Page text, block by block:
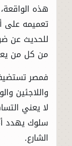
هذه
تعميمه على
للحديث عن
من كل من
فمصر
واللاجئين
لا يعني
سلوك يهدد
الشارع.